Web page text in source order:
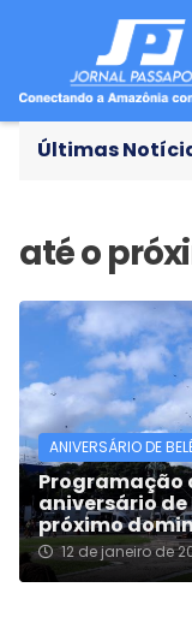
Últimaspede
ANIVERSÁRIO DE
Programação
aniversário de
próximo
12 de janeiro de